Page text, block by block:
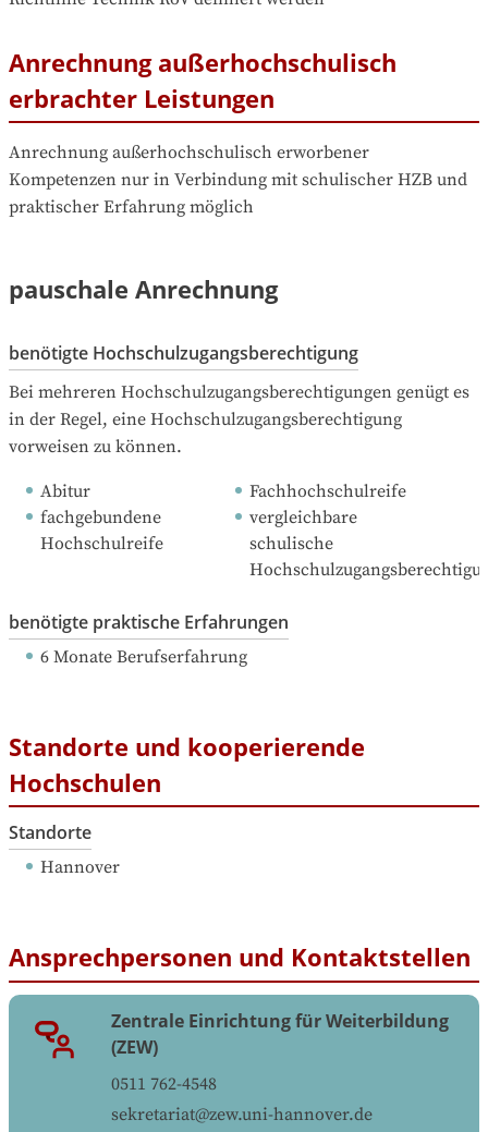
Anrechnung außerhochschulisch
erbrachter Leistungen
Anrechnung außerhochschulisch erworbener
Kompetenzen nur in Verbindung mit schulischer HZB und
praktischer Erfahrung möglich
pauschale Anrechnung
benötigte Hochschulzugangsberechtigung
Bei mehreren Hochschulzugangsberechtigungen genügt es
in der Regel, eine Hochschulzugangsberechtigung
vorweisen zu können.
Abitur
Fachhochschulreife
fachgebundene
Hochschulreife
vergleichbare
schulische
benötigte praktische Erfahrungen
6 Monate Berufserfahrung
Standorte und kooperierende
Hochschulen
Standorte
Hannover
Ansprechpersonen und Kontaktstellen
Zentrale Einrichtung für Weiterbildung
(ZEW)
0511 762-4548
sekretariat@zew.uni-hannover.de